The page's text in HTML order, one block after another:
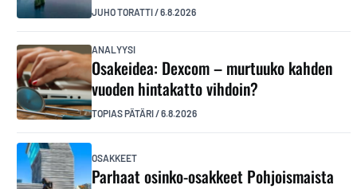
JUHO TORATTI/6.8.2026
ANALYYSI
Osakeidea: Dexcom – murtuuko kahden
vuoden hintakatto vihdoin?
TOPIAS PÄTÄRI/6.8.2026
OSAKKEET
Parhaat osinko-osakkeet Pohjoismaista